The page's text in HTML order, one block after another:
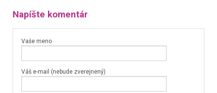
Napíšte komentár
Vaše meno
Váš e-mail (nebude zverejnený)